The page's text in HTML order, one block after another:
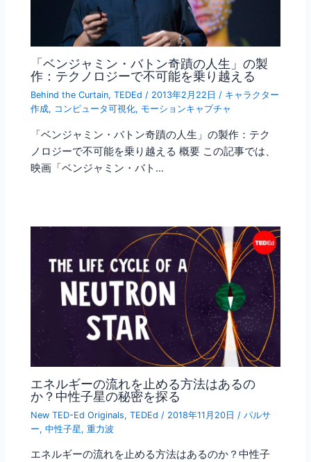
「ベンジャミン・バトン奇蹟の人生」の製
作：テクノロジーで不可能を乗り越える
Behind the Curtain,TEDEd / 2013年2月22日/ キャラクター
作成, コンピュータ可視化, モーションキャプチャ
「ベンジャミン・バトン奇蹟の人生」の製作：テク
ノロジーで不可能を乗り越える 概要 この記事では、
映画「ベンジャミン・バト…
エネルギーの流れを止める方法はあるの
か？中性子星の秘密を探る
New TED-Ed Originals,TEDEd / 2018年11月20日 /パルサ
ー,中性子星,重力波
エネルギーの流れを止める方法はあるのか？中性子